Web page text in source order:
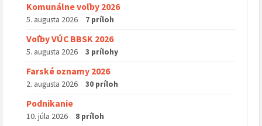
Komunálne voľby 2026
5. augusta 2026 7 príloh
Voľby VÚC BBSK 2026
5. augusta 2026 3 prílohy
Farské oznamy 2026
2. augusta 2026 30 príloh
Podnikanie
10. júla 2026 8 príloh